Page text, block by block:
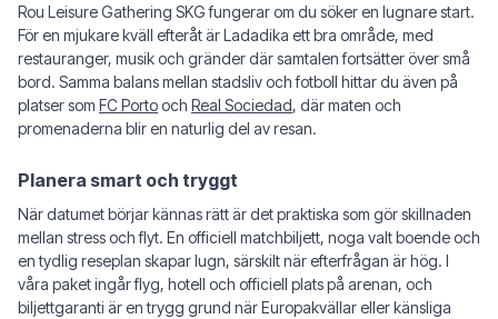
Rou Leisure Gathering SKG fungerar om du söker en lugnare start.
För en mjukare kväll efteråt är Ladadika ett bra område, med
restauranger, musik och gränder där samtalen fortsätter över små
bord. Samma balans mellan stadsliv och fotboll hittar du även på
platser som FC Portooch Real Sociedad, där maten och
promenaderna blir en naturlig del av resan.
Planera smart och tryggt
När datumet börjar kännas rätt är det praktiska som gör skillnaden
mellan stress och flyt. En officiell matchbiljett, noga valt boende och
en tydlig reseplan skapar lugn, särskilt när efterfrågan är hög. I
våra paket ingår flyg, hotell och officiell plats på arenan, och
biljettgaranti är en trygg grund när Europakvällar eller känsliga